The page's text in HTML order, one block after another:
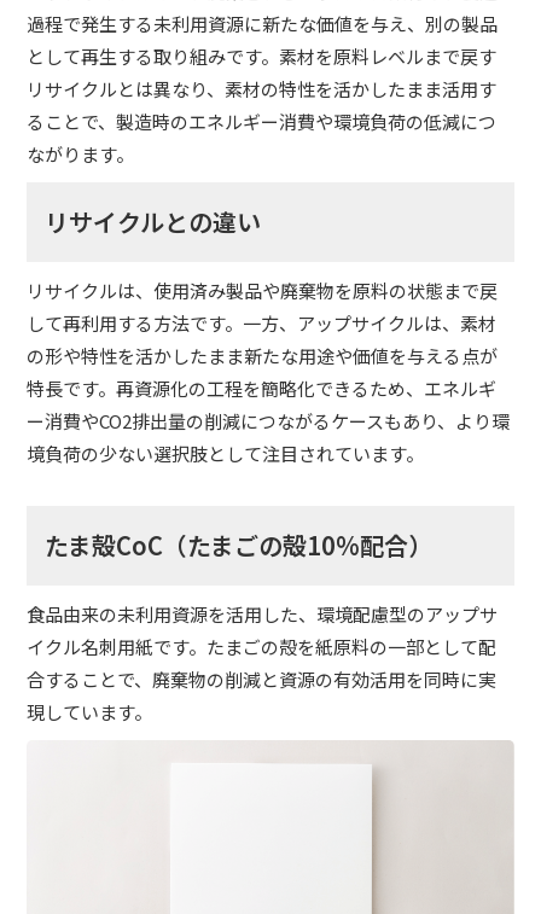
過程で発生する未利用資源に新たな価値を与え、別の製品
として再生する取り組みです。素材を原料レベルまで戻す
リサイクルとは異なり、素材の特性を活かしたまま活用す
ることで、製造時のエネルギー消費や環境負荷の低減につ
ながります。
リサイクルとの違い
リサイクルは、使用済み製品や廃棄物を原料の状態まで戻
して再利用する方法です。一方、アップサイクルは、素材
の形や特性を活かしたまま新たな用途や価値を与える点が
特長です。再資源化の工程を簡略化できるため、エネルギ
ー消費やCO2排出量の削減につながるケースもあり、より環
境負荷の少ない選択肢として注目されています。
たま殻CoC（たまごの殻10%配合）
食品由来の未利用資源を活用した、環境配慮型のアップサ
イクル名刺用紙です。たまごの殻を紙原料の一部として配
合することで、廃棄物の削減と資源の有効活用を同時に実
現しています。